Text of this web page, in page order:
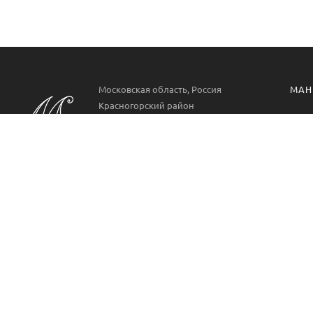
Московская область, Россия
Красногорский район